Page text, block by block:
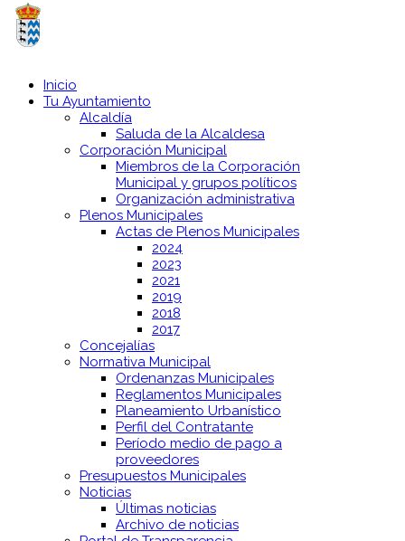
Inicio
Tu Ayuntamiento
Alcaldía
Saluda de la Alcaldesa
Corporación Municipal
Miembros de la Corporación
Municipal y grupos políticos
Organización administrativa
Plenos Municipales
Actas de Plenos Municipales
2024
2023
2021
2019
2018
2017
Concejalías
Normativa Municipal
Ordenanzas Municipales
Reglamentos Municipales
Planeamiento Urbanístico
Perfil del Contratante
Período medio de pago a
proveedores
Presupuestos Municipales
Noticias
Últimas noticias
Archivo de noticias